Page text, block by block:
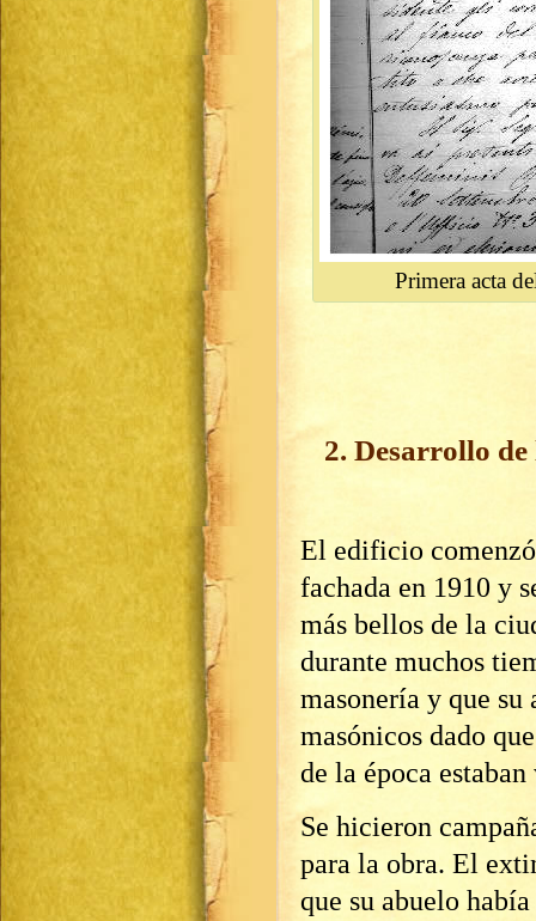
Primera acta
2. Desarrollo de
El edificio
fachada en 1910 y
más bellos de la
durante muchos
masonería y que
masónicos dado
de la época
Se hicieron
para la obra. El
que su abuelo